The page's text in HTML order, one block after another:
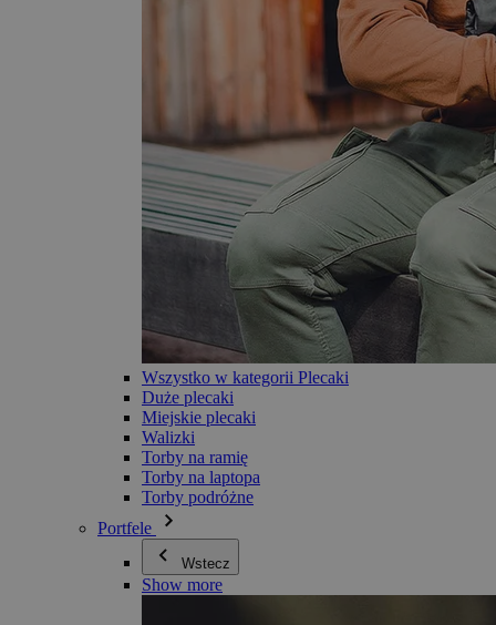
Wszystko w kategorii Plecaki
Duże plecaki
Miejskie plecaki
Walizki
Torby na ramię
Torby na laptopa
Torby podróżne
Portfele
Wstecz
Show more